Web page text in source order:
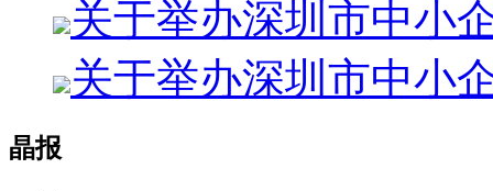
关于举办深圳市中小
关于举办深圳市中小
晶报